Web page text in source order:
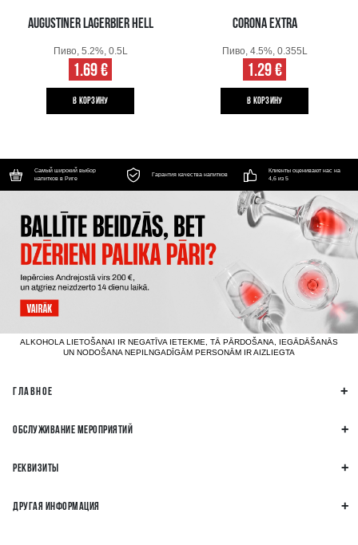
AUGUSTINER LAGERBIER HELL
Пиво, 5.2%, 0.5L
1.69 €
B КОРЗИНУ
CORONA EXTRA
Пиво, 4.5%, 0.355L
1.29 €
B КОРЗИНУ
Самый широкий выбор
напитков в Риге
Гарантия качества напитков
Клиенты оценивают нас на
4,6 из 5
ALKOHOLA LIETOŠANAI IR NEGATĪVA IETEKME, TĀ PĀRDOŠANA, IEGĀDĀŠANĀS
UN NODOŠANA NEPILNGADĪGĀM PERSONĀM IR AIZLIEGTA
ГЛАВНОЕ
ОБСЛУЖИВАНИЕ МЕРОПРИЯТИЙ
РЕКВИЗИТЫ
ДРУГАЯ ИНФОРМАЦИЯ